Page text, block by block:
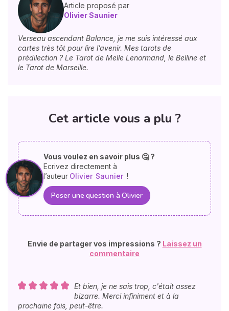
Article proposé par
Olivier Saunier
Verseau ascendant Balance, je me suis intéressé aux
cartes très tôt pour lire l’avenir. Mes tarots de
prédilection ? Le Tarot de Melle Lenormand, le Belline et
le Tarot de Marseille.
Cet article vous a plu ?
Vous voulez en savoir plus 🤔 ?
Ecrivez directement à
l’auteur Olivier Saunier !
Poser une question à Olivier
Envie de partager vos impressions ? Laissez un
commentaire
Et bien, je ne sais trop, c'était assez
bizarre. Merci infiniment et à la
prochaine fois, peut-être.